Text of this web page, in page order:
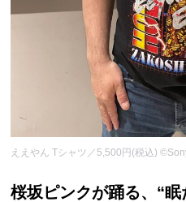
ええやん Tシャツ／5,500円(税込)
桜坂ピンクが踊る、“